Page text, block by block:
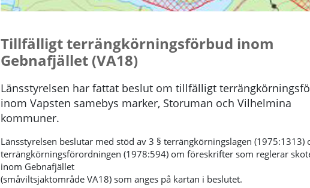
Tillfälligt terrängkörningsförbud inom
Gebnafjället (VA18)
Länsstyrelsen har fattat beslut om tillfälligt
inom Vapsten samebys marker, Storuman och Vilhelmina
kommuner.
Länsstyrelsen beslutar med stöd av 3 § terrängkörningslagen (1975:1313)
terrängkörningsförordningen (1978:594) om föreskrifter som reglerar
inom Gebnafjället
(småviltsjaktområde VA18) som anges på kartan i beslutet.